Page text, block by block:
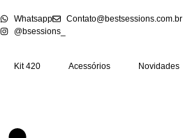
Whatsapp
Contato@bestsessions.com.br
@bsessions_
Kit 420 Acessórios Novidades